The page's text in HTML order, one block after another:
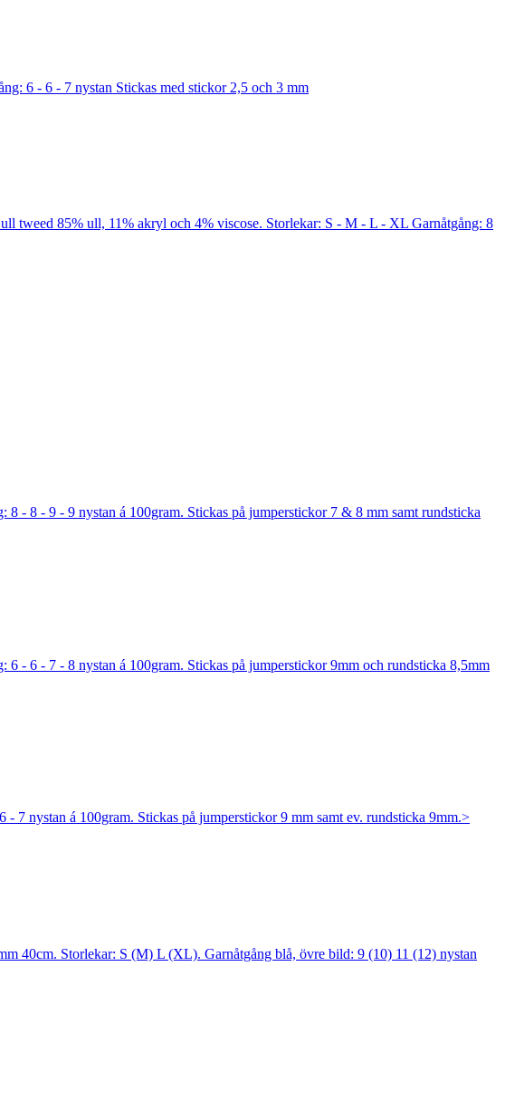
6 - 6 - 7 nystan Stickas med stickor 2,5 och 3 mm
tweed 85% ull, 11% akryl och 4% viscose. Storlekar: S - M - L - XL Garnåtgång: 8
- 8 - 9 - 9 nystan á 100gram. Stickas på jumperstickor 7 & 8 mm samt rundsticka
- 6 - 7 - 8 nystan á 100gram. Stickas på jumperstickor 9mm och rundsticka 8,5mm
nystan á 100gram. Stickas på jumperstickor 9 mm samt ev. rundsticka 9mm.>
40cm. Storlekar: S (M) L (XL). Garnåtgång blå, övre bild: 9 (10) 11 (12) nystan